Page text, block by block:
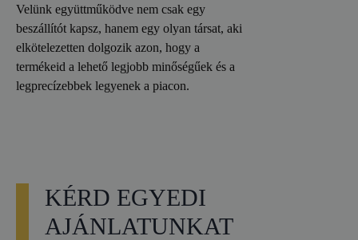
Velünk együttműködve nem csak egy
beszállítót kapsz, hanem egy olyan társat, aki
elkötelezetten dolgozik azon, hogy a
termékeid a lehető legjobb minőségűek és a
legprecízebbek legyenek a piacon.
KÉRD EGYEDI
AJÁNLATUNKAT